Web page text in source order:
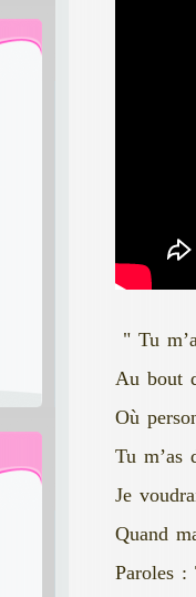
" Tu
Au bout
Où
Tu m’as
Je
Quand
Paroles